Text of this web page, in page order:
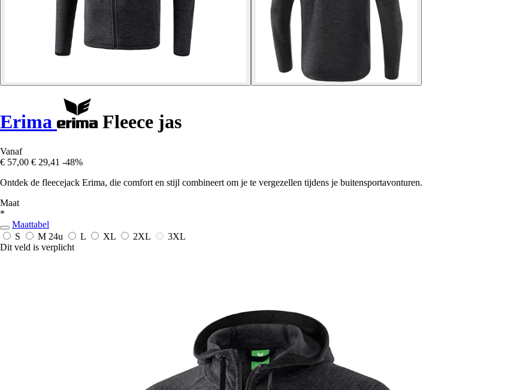
Erima Fleece jas
Vanaf
€ 57,00 € 29,41 -48%
Ontdek de fleecejack Erima, die comfort en stijl combineert om je te vergezellen tijdens je buitensportavonturen.
Maat
*
Maattabel
S
M 24u L XL 2XL
3XL
Dit veld is verplicht